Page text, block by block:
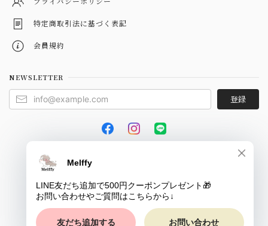
特定商取引法に基づく表記
会員規約
NEWSLETTER
登録